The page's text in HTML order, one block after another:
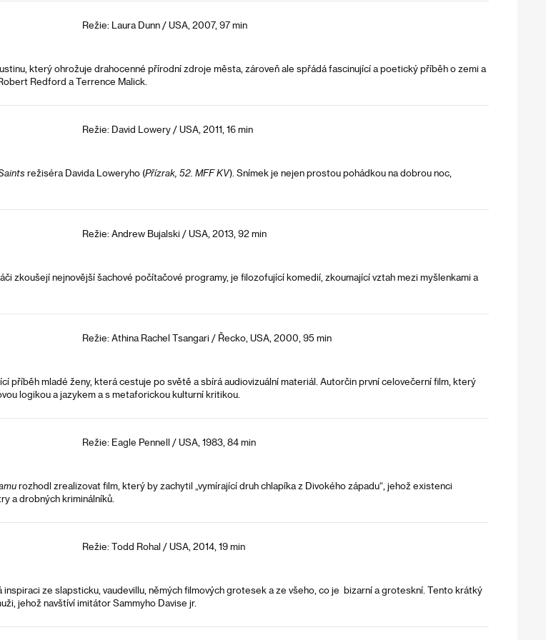
Režie: Laura Dunn / USA, 2007, 97 min
který ohrožuje drahocenné přírodní zdroje města, zároveň ale spřádá fascinující a poetický příběh o zemi a
Redford a Terrence Malick.
Režie: David Lowery / USA, 2011, 16 min
režiséra Davida Loweryho (Přízrak, 52. MFF KV). Snímek je nejen prostou pohádkou na dobrou noc,
Režie: Andrew Bujalski / USA, 2013, 92 min
zkoušejí nejnovější šachové počítačové programy, je filozofující komedií, zkoumající vztah mezi myšlenkami a
Režie: Athina Rachel Tsangari / Řecko, USA, 2000, 95 min
příběh mladé ženy, která cestuje po světě a sbírá audiovizuální materiál. Autorčin první celovečerní film, který
logikou a jazykem a s metaforickou kulturní kritikou.
Režie: Eagle Pennell / USA, 1983, 84 min
rozhodl zrealizovat film, který by zachytil „vymírající druh chlapíka z Divokého západu“, jehož existenci
a drobných kriminálníků.
Režie: Todd Rohal / USA, 2014, 19 min
ze slapsticku, vaudevillu, němých filmových grotesek a ze všeho, co je bizarní a groteskní. Tento krátký
jehož navštíví imitátor Sammyho Davise jr.